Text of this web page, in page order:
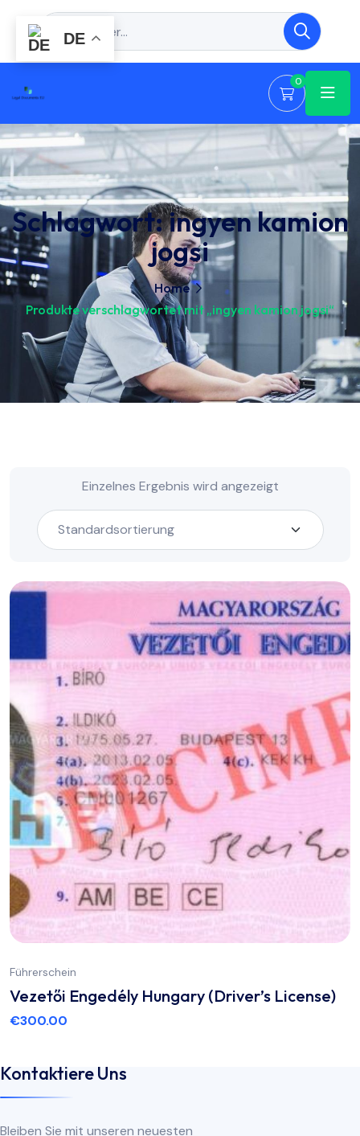
0
Schlagwort:ingyen kamion
jogsi
Home
Produkte verschlagwortet mit „ingyen kamion jogsi“
Einzelnes Ergebnis wird angezeigt
Führerschein
Vezetői Engedély Hungary (Driver’s License)
€300.00
Kontaktiere Uns
Bleiben Sie mit unseren neuesten
DE